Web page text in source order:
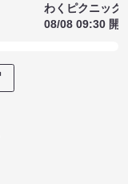
わくピクニック
08/08 09:30 開